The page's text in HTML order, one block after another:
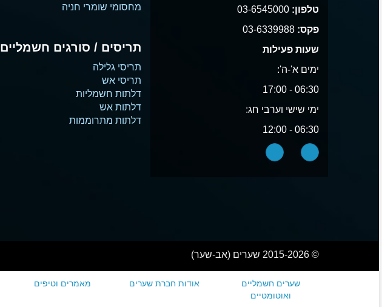
טלפון: 03-6545000
פקס: 03-6339988
שעות פעילות
ימים א'-ה':
06:30 - 17:00
ימי שישי וערבי חג:
06:30 - 12:00
מחסומי שומרי חניה
תריסים / סורגים חשמליים
תריסי גלילה
תריסי אש
דלתות חשמליות
דלתות אש
דלתות מתרוממות
© 2015-2026 שערים (אב-שער)
שערים חשמליים
ואוטומטיים
אודות חברת שערים מאמרים וטיפים